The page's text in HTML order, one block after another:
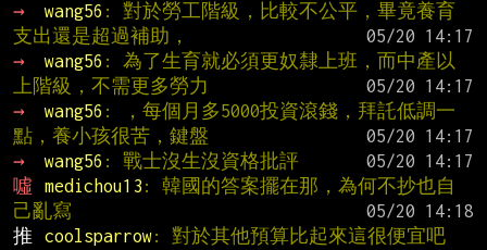
→
wang56 : 對於勞工階級，比較不公平，畢竟養育
支出還是超過補助，
→
wang56 : 為了生育就必須更奴隸上班，而中產以
上階級，不需更多勞力
→
wang56 : ，每個月多5000投資滾錢，拜託低調一
點，養小孩很苦，鍵盤
→
wang56 : 戰士沒生沒資格批評
噓
medichou13 : 韓國的答案擺在那，為何不抄也自
己亂寫
推
coolsparrow: 對於其他預算比起來這很便宜吧